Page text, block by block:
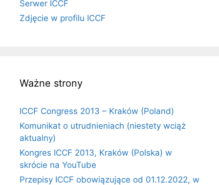
Serwer ICCF
Zdjęcie w profilu ICCF
Ważne strony
ICCF Congress 2013 – Kraków (Poland)
Komunikat o utrudnieniach (niestety wciąż
aktualny)
Kongres ICCF 2013, Kraków (Polska) w
skrócie na YouTube
Przepisy ICCF obowiązujące od 01.12.2022, w